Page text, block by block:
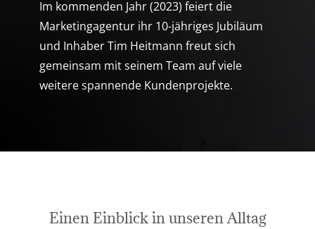
Im kommenden Jahr (2023) feiert die
Marketingagentur ihr 10-jähriges Jubiläum
und Inhaber Tim Heitmann freut sich
gemeinsam mit seinem Team auf viele
weitere spannende Kundenprojekte.
Einen Einblick in unseren Alltag